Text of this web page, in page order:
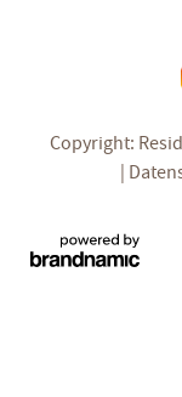
Copyright: